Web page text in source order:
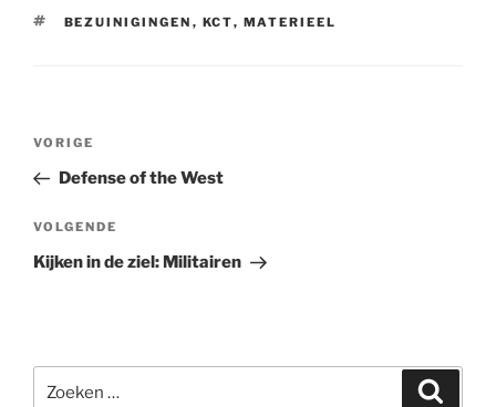
TAGS
BEZUINIGINGEN , KCT, MATERIEEL
Bericht
Vorig
bericht
VORIGE
Defense of the West
Volgend
bericht
VOLGENDE
Kijken in de ziel: Militairen